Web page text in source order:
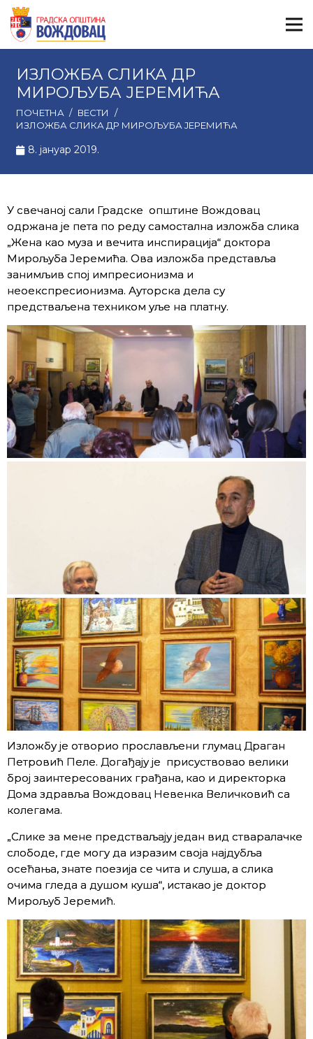
ИЗЛОЖБА СЛИКА ДР
МИРОЉУБА ЈЕРЕМИЋА
ПОЧЕТНА / ВЕСТИ
/
ИЗЛОЖБА СЛИКА ДР МИРОЉУБА ЈЕРЕМИЋА
8. јануар 2019.
У свечаној сали Градске општине Вождовац
одржана је пета по реду самостална изложба слика
„Жена као муза и вечита инспирација“ доктора
Мирољуба Јеремића. Ова изложба представља
занимљив спој импресионизма и
неоекспресионизма. Ауторска дела су
предстваљена техником уље на платну.
Изложбу је отворио прослављени глумац Драган
Петровић Пеле. Догађају је присуствовао велики
број заинтересованих грађана, као и директорка
Дома здравља Вождовац Невенка Величковић са
колегама.
„Слике за мене предстваљају један вид стваралачке
слободе, где могу да изразим своја најдубља
осећања, знате поезија се чита и слуша, а слика
очима гледа а душом куша“, истакао је доктор
Мирољуб Јеремић.